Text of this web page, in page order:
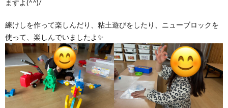
ますよ(^^)/
練けしを作って楽しんだり、粘土遊びをしたり、ニューブロックを
使って、楽しんでいましたよ✨